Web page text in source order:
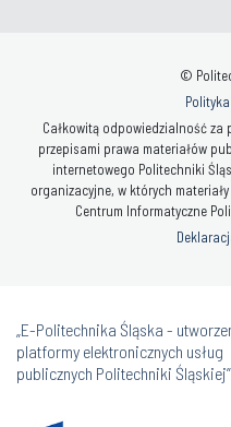
©
Całkowitą odpowiedzialność
przepisami prawa materiałów
internetowego Politechniki
organizacyjne, w których
Centrum Informatyczne
„E-Politechnika Śląska -
platformy elektronicznych usług
publicznych Politechniki Śląskiej”